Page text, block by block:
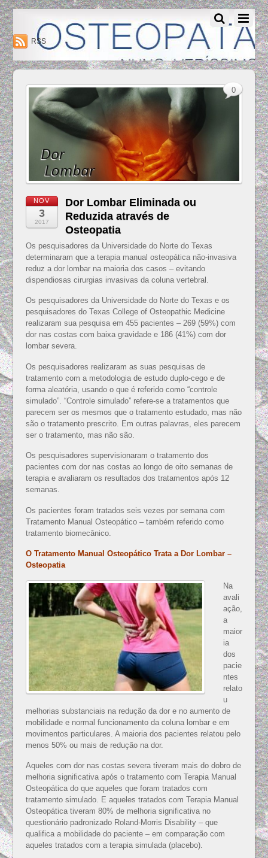
Osteopatia Nuno Verissimo - Osteopatia Amadora - Lisboa
RSS
NOV
3
2017
Dor Lombar Eliminada ou
Reduzida através de
Osteopatia
Os pesquisadores da Universidade do Norte do Texas
determinaram que a terapia manual osteopática não-invasiva
reduz a dor lombar na maioria dos casos – evitando
dispendiosas cirurgias invasivas da coluna vertebral.
Os pesquisadores da Universidade do Norte do Texas e os
pesquisadores do Texas College of Osteopathic Medicine
realizaram sua pesquisa em 455 pacientes – 269 (59%) com
dor nas costas com baixa gravidade e 186 (41%) com dor
lombar severa.
Os pesquisadores realizaram as suas pesquisas de
tratamento com a metodologia de estudo duplo-cego e de
forma aleatória, usando o que é referido como “controle
simulado”. “Controle simulado” refere-se a tratamentos que
parecem ser os mesmos que o tratamento estudado, mas não
são o tratamento prescrito. Em outras palavras, eles parecem
ser o tratamento, mas não são.
Os pesquisadores supervisionaram o tratamento dos
pacientes com dor nas costas ao longo de oito semanas de
terapia e avaliaram os resultados dos tratamentos após 12
semanas.
Os pacientes foram tratados seis vezes por semana com
Tratamento Manual Osteopático – também referido como
tratamento biomecânico.
O Tratamento Manual Osteopático Trata a Dor Lombar –
Osteopatia
Na
avali
ação,
a
maior
ia
dos
pacie
ntes
relato
u
melhorias substanciais na redução da dor e no aumento de
mobilidade e normal funcionamento da coluna lombar e em
movimentos particulares. A maioria dos pacientes relatou pelo
menos 50% ou mais de redução na dor.
Aqueles com dor nas costas severa tiveram mais do dobro de
melhoria significativa após o tratamento com Terapia Manual
Osteopática do que aqueles que foram tratados com
tratamento simulado. E aqueles tratados com Terapia Manual
Osteopática tiveram 80% de melhoria significativa no
questionário padronizado Roland-Morris Disability – que
qualifica a mobilidade do paciente – em comparação com
aqueles tratados com a terapia simulada (placebo).
0